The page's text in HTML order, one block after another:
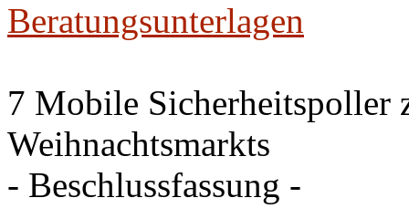
Beratungsunterlagen
7 Mobile Sicherheitspoller
Weihnachtsmarkts
- Beschlussfassung -